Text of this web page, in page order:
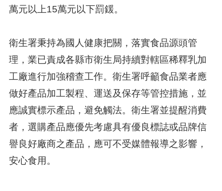
萬元以上15萬元以下罰鍰。
衛生署秉持為國人健康把關，落實食品源頭管
理，業已責成各縣市衛生局持續對轄區稀釋乳加
工廠進行加強稽查工作。衛生署呼籲食品業者應
做好產品加工製程、運送及保存等管控措施，並
應誠實標示產品，避免觸法。衛生署並提醒消費
者，選購產品應優先考慮具有優良標誌或品牌信
譽良好廠商之產品，應可不受媒體報導之影響，
安心食用。